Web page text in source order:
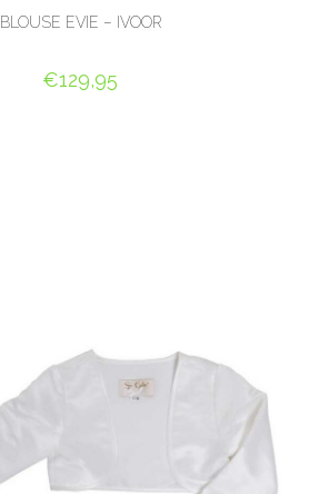
BLOUSE EVIE – IVOOR
€129,95